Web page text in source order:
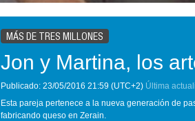
MÁS DE TRES MILLONES
Jon y Martina, los
Publicado: 23/05/2016 21:59 (UTC+2) Última
Esta pareja pertenece a la nueva generación de
fabricando queso en Zerain.